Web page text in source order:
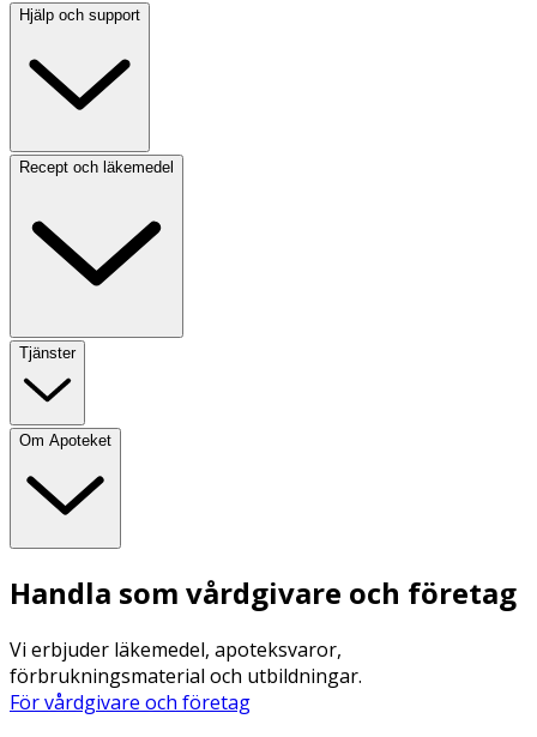
Hjälp och support
Recept och läkemedel
Tjänster
Om Apoteket
Handla som vårdgivare och företag
Vi erbjuder läkemedel, apoteksvaror,
förbrukningsmaterial och utbildningar.
För vårdgivare och företag